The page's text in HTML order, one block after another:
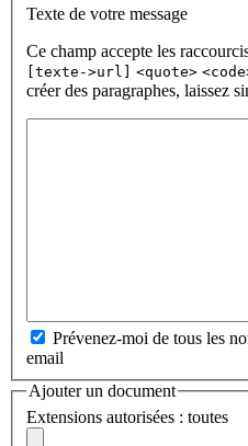
Texte de votre message
Ce champ accepte les
[texte->url]
<quote>
créer des paragraphes, laissez
Prévenez-moi de tous les
email
Ajouter un document
Extensions autorisées : toutes